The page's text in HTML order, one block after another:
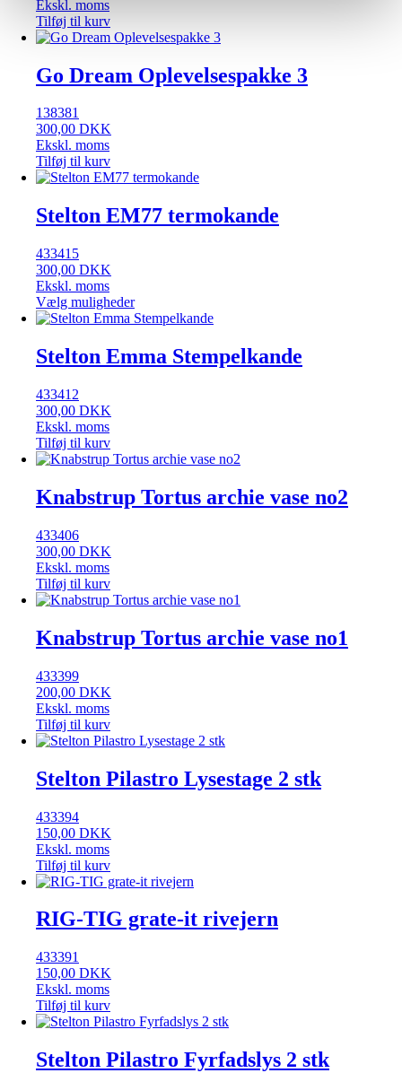
Ekskl. moms
Tilføj til kurv
Go Dream Oplevelsespakke 3
138381
300,00 DKK
Ekskl. moms
Tilføj til kurv
Stelton EM77 termokande
433415
300,00 DKK
Ekskl. moms
Vælg muligheder
Stelton Emma Stempelkande
433412
300,00 DKK
Ekskl. moms
Tilføj til kurv
Knabstrup Tortus archie vase no2
433406
300,00 DKK
Ekskl. moms
Tilføj til kurv
Knabstrup Tortus archie vase no1
433399
200,00 DKK
Ekskl. moms
Tilføj til kurv
Stelton Pilastro Lysestage 2 stk
433394
150,00 DKK
Ekskl. moms
Tilføj til kurv
RIG-TIG grate-it rivejern
433391
150,00 DKK
Ekskl. moms
Tilføj til kurv
Stelton Pilastro Fyrfadslys 2 stk